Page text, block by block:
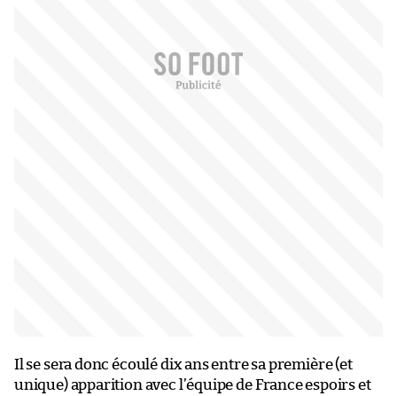
Il se sera donc écoulé dix ans entre sa première (et
unique) apparition avec l’équipe de France espoirs et